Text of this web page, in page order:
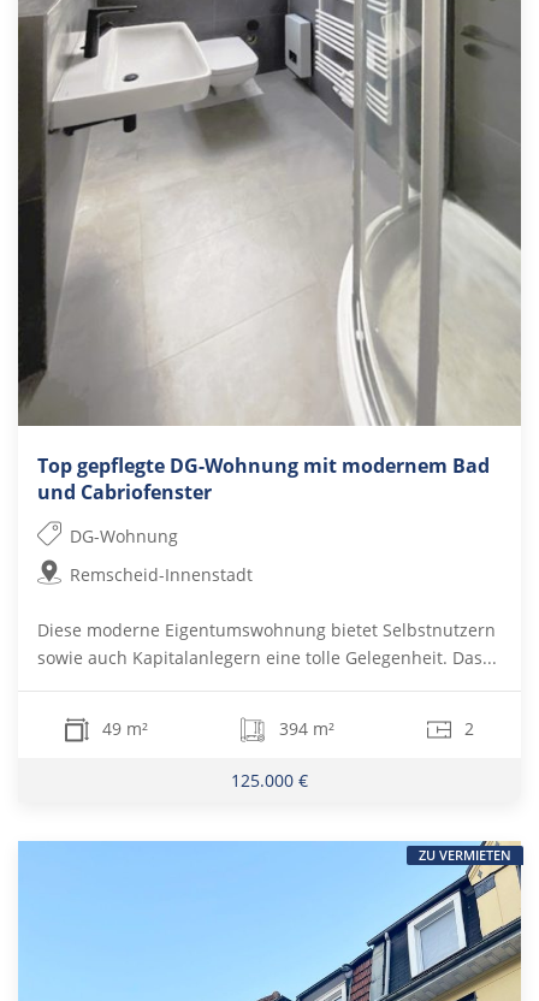
Top gepflegte DG-Wohnung mit modernem Bad
und Cabriofenster
DG-Wohnung
Remscheid-Innenstadt
Diese moderne Eigentumswohnung bietet Selbstnutzern
sowie auch Kapitalanlegern eine tolle Gelegenheit. Das...
49 m² 394 m² 2
125.000 €
ZU VERMIETEN